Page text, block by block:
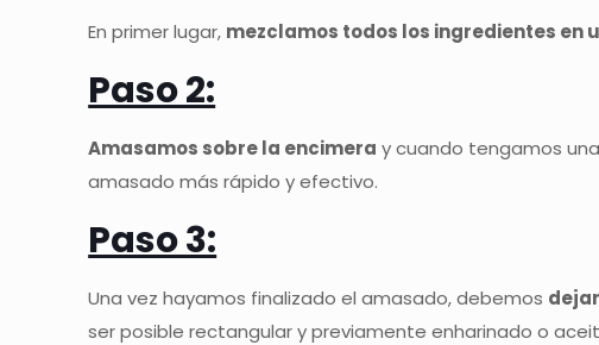
En primer lugar, mezclamos todos los ingredientes en
Paso 2:
Amasamos sobre la encimera y cuando tengamos
amasado más rápido y efectivo.
Paso 3:
Una vez hayamos finalizado el amasado, debemos
ser posible rectangular y previamente enharinado o